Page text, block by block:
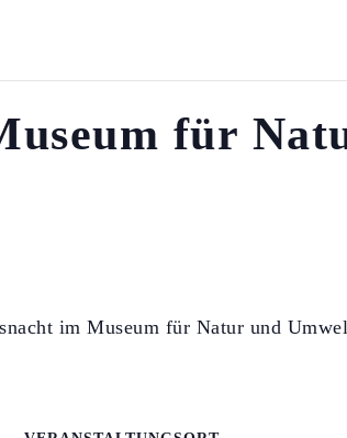
für
im Museum für Natur und